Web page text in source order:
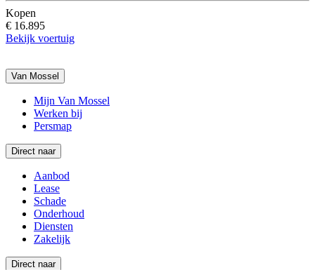
Kopen
€ 16.895
Bekijk voertuig
Van Mossel
Mijn Van Mossel
Werken bij
Persmap
Direct naar
Aanbod
Lease
Schade
Onderhoud
Diensten
Zakelijk
Direct naar